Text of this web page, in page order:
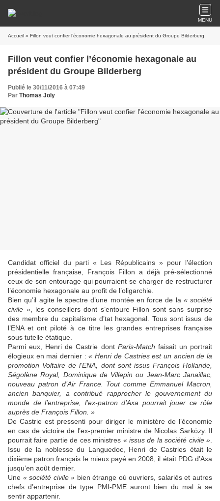
MENU
Accueil » Fillon veut confier l’économie hexagonale au président du Groupe Bilderberg
Fillon veut confier l’économie hexagonale au
président du Groupe Bilderberg
Publié le 30/11/2016 à 07:49
Par Thomas Joly
Candidat officiel du parti « Les Républicains » pour l’élection
présidentielle française, François Fillon a déjà pré-sélectionné
ceux de son entourage qui pourraient se charger de restructurer
l’économie hexagonale au profit de l’oligarchie.
Bien qu’il agite le spectre d’une montée en force de la « société
civile », les conseillers dont s’entoure Fillon sont sans surprise
des membre du capitalisme d’tat hexagonal. Tous sont issus de
l’ENA et ont piloté à ce titre les grandes entreprises française
sous tutelle étatique.
Parmi eux, Henri de Castrie dont Paris-Match faisait un portrait
élogieux en mai dernier :« Henri de Castries est un ancien de la
promotion Voltaire de l’ENA, dont sont issus François Hollande,
Ségolène Royal, Dominique de Villepin ou Jean-Marc Janaillac,
nouveau patron d’Air France. Tout comme Emmanuel Macron,
ancien banquier, a contribué rapprocher le gouvernement du
monde de l’entreprise, l’ex-patron d’Axa pourrait jouer ce rôle
auprès de François Fillon. »
De Castrie est pressenti pour diriger le ministère de l’économie
en cas de victoire de l’ex-premier ministre de Nicolas Sarközy. Il
pourrait faire partie de ces ministres « issus de la société civile »
Issu de la noblesse du Languedoc, Henri de Castries était le
dixième patron français le mieux payé en 2008, il était PDG d’Axa
jusqu’en août dernier.
Une « société civile » bien étrange où ouvriers, salariés et autres
chefs d’entreprise de type PMI-PME auront bien du mal à se
sentir appartenir.